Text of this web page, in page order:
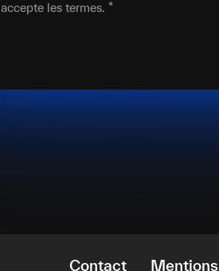
accepte les termes. *
Contact